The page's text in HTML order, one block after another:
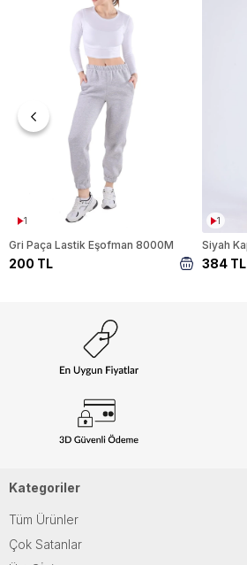
1
Gri Paça Lastik Eşofman 8000M
200 TL
1
384 TL
Kategoriler
Tüm Ürünler
Çok Satanlar